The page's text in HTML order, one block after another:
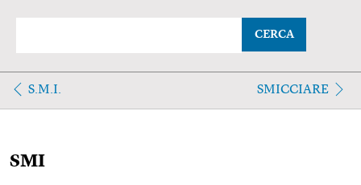
CERCA
S.M.I. SMICCIARE
SMI